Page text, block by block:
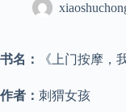
书名： 《上门按摩，
作者： 刺猬女孩